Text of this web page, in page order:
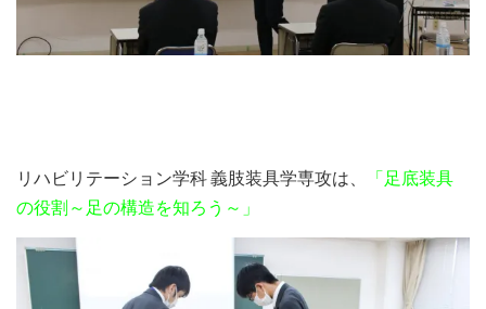
リハビリテーション学科 義肢装具学専攻は、
「足底装具
の役割～足の構造を知ろう～」